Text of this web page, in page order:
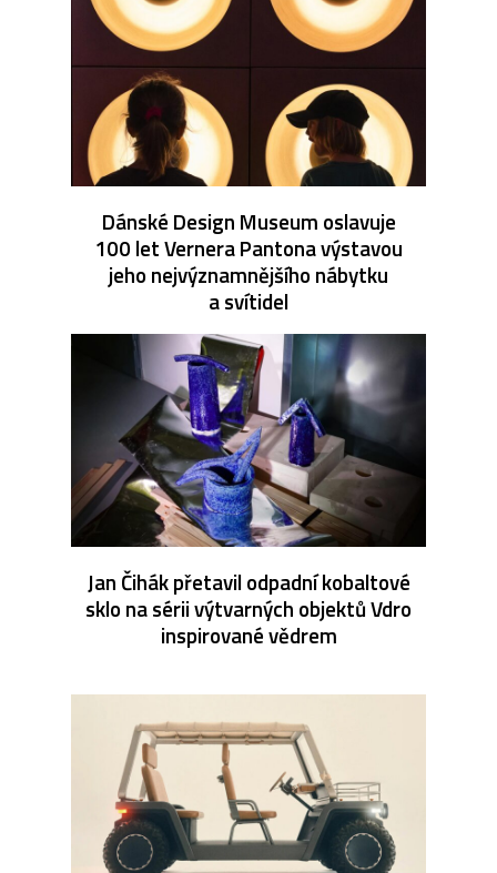
Dánské Design Museum oslavuje
100 let Vernera Pantona výstavou
jeho nejvýznamnějšího nábytku
a svítidel
Jan Čihák přetavil odpadní kobaltové
sklo na sérii výtvarných objektů Vdro
inspirované vědrem